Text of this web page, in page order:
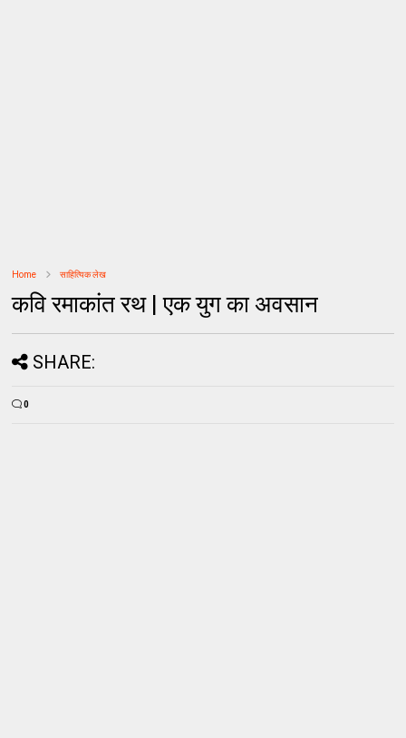
Home साहित्यिक लेख
कवि रमाकांत रथ | एक युग का अवसान
SHARE:
0